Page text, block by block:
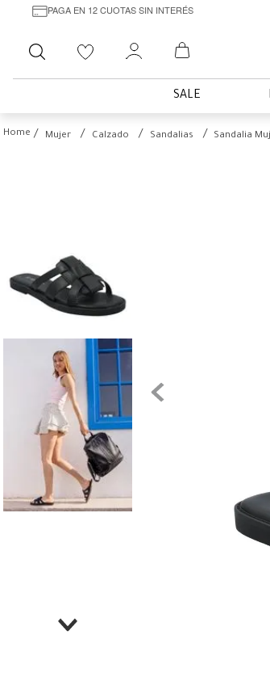
PAGA EN 12 CUOTAS SIN INTERÉS
Buscar
SALE
Mujer Calzado Sandalias Sandalia